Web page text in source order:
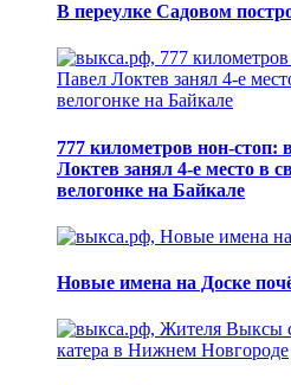
В переулке Садовом
777 километров нон-стоп:
Локтев занял 4-е место в
велогонке на Байкале
Новые имена на Доске